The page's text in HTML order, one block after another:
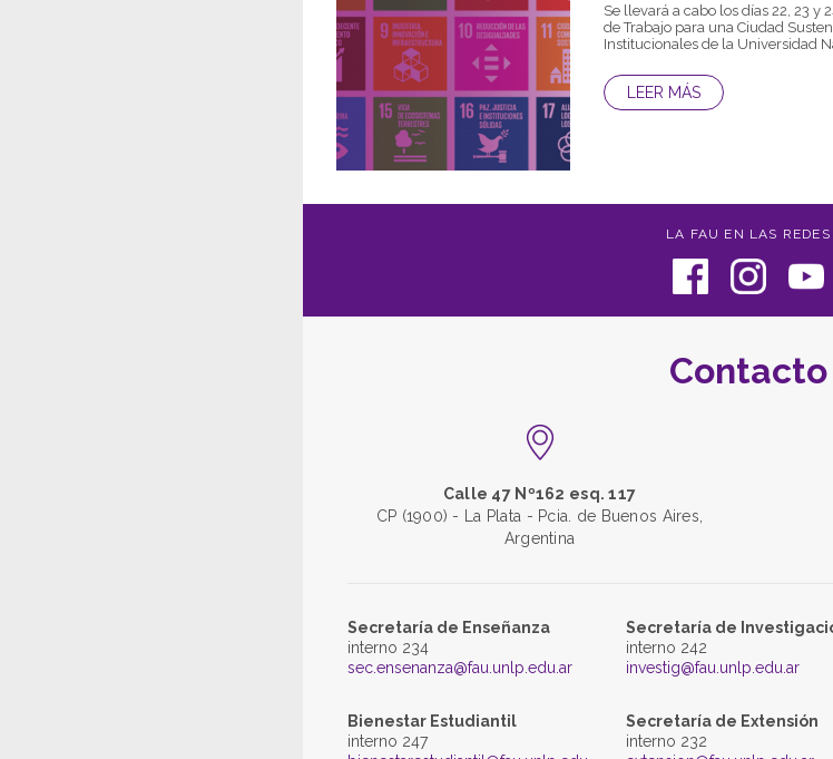
Se llevará a cabo los días 22, 23
de Trabajo para una Ciudad
Institucionales de la Universidad
LEER MÁS
LA FAU EN LAS REDES
Contacto
Calle 47 Nº162 esq. 117
CP (1900) - La Plata - Pcia. de Buenos Aires,
Argentina
Secretaría de Enseñanza
interno 234
sec.ensenanza@fau.unlp.edu.ar
Bienestar Estudiantil
interno 247
Secretaría de
interno 242
investig@fau.unlp.edu.ar
Secretaría de Extensión
interno 232